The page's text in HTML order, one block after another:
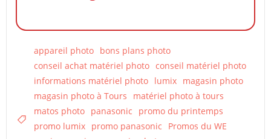
appareil photo bons plans photo
conseil achat matériel photo conseil matériel photo
informations matériel photo lumix magasin photo
magasin photo à Tours
matériel photo à tours
matos photo panasonic
promo du printemps
promo lumix promo panasonic
Promos du WE